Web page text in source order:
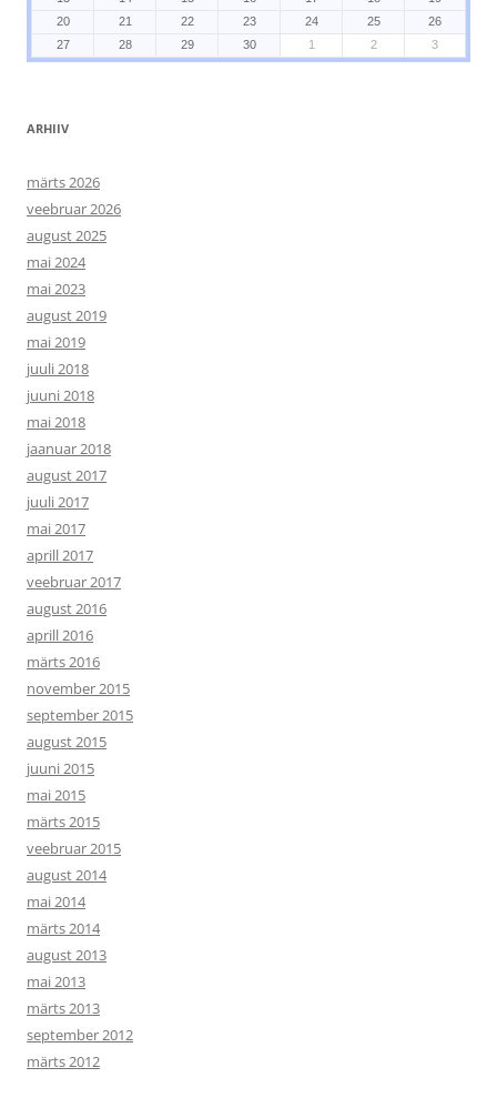
20
21 22 23 24 25
26
27
28 29 30 1 2 3
ARHIIV
märts 2026
veebruar 2026
august 2025
mai 2024
mai 2023
august 2019
mai 2019
juuli 2018
juuni 2018
mai 2018
jaanuar 2018
august 2017
juuli 2017
mai 2017
aprill 2017
veebruar 2017
august 2016
aprill 2016
märts 2016
november 2015
september 2015
august 2015
juuni 2015
mai 2015
märts 2015
veebruar 2015
august 2014
mai 2014
märts 2014
august 2013
mai 2013
märts 2013
september 2012
märts 2012